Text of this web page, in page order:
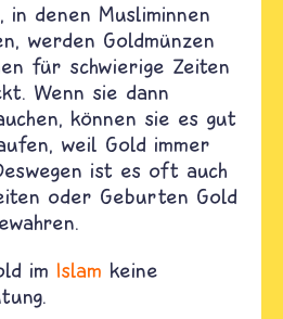
in denen Musliminnen
werden Goldmünzen
für schwierige Zeiten
Wenn sie dann
können sie es gut
weil Gold immer
ist es oft auch
oder Geburten Gold
im Islam keine